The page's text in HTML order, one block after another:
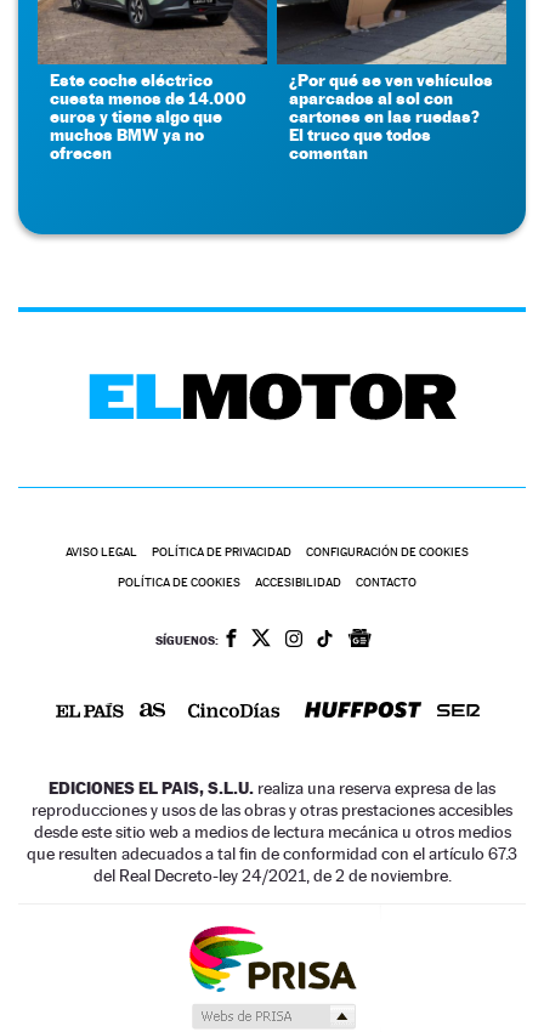
Este coche eléctrico
cuesta menos de 14.000
euros y tiene algo que
muchos BMW ya no
ofrecen
¿Por qué se ven vehículos
aparcados al sol con
cartones en las ruedas?
El truco que todos
comentan
AVISO LEGAL POLÍTICA DE PRIVACIDAD CONFIGURACIÓN DE COOKIES
POLÍTICA DE COOKIES ACCESIBILIDAD CONTACTO
SÍGUENOS:
EDICIONES EL PAIS, S.L.U. realiza una reserva expresa de las
reproducciones y usos de las obras y otras prestaciones accesibles
desde este sitio web a medios de lectura mecánica u otros medios
que resulten adecuados a tal fin de conformidad con el artículo 67.3
del Real Decreto-ley 24/2021, de 2 de noviembre.